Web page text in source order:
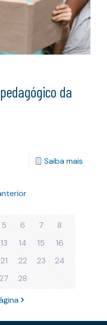
da
Saiba mais
5 6 7
8
13 14 15
16
21 22 23
24
28